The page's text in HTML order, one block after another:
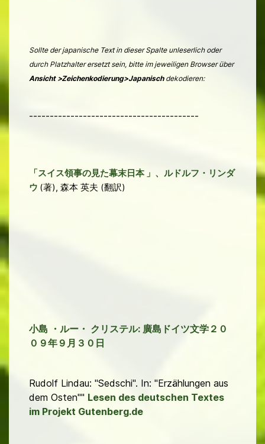
Sollte der japanische Text in dieser Spalte unleserlich oder
durch Platzhalter ersetzt sein, bitte im jeweiligen Browser über
Ansicht >Zeichenkodierung>Japanischdekodieren:
-----------------------------------------
「スイス領事の見た幕末日本 」、ルドルフ・リンダ
ウ (著), 森本 英夫 (翻訳)
小島 ・ルー・ クリステル: 廣島ドイツ文学２０
０９年９月３０日
Rudolf Lindau: "Sedschi". In: "Erzählungen aus
dem Osten"" Lesen des deutschen Textes
im Projekt Gutenberg.de